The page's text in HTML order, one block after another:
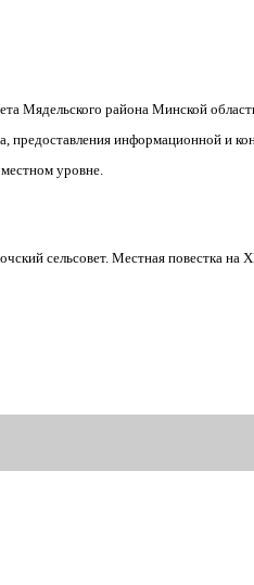
Мядельского района Минской
предоставления информационной и
уровне.
сельсовет. Местная повестка